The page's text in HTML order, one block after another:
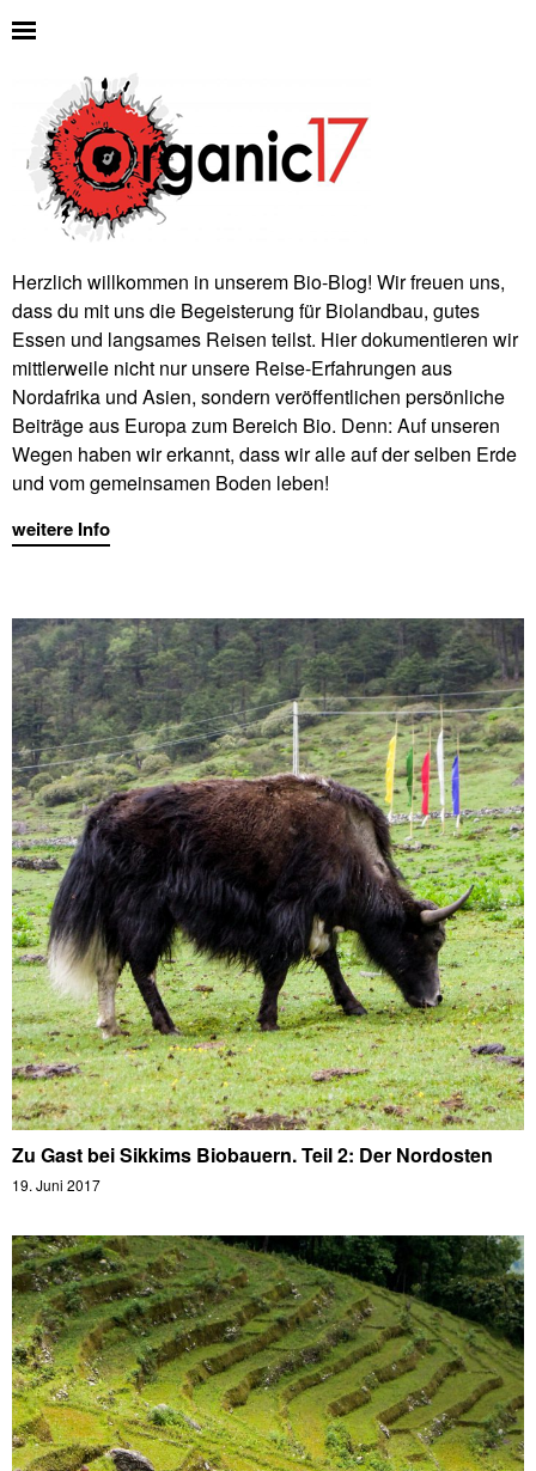
Herzlich willkommen in unserem Bio-Blog! Wir freuen uns,
dass du mit uns die Begeisterung für Biolandbau, gutes
Essen und langsames Reisen teilst. Hier dokumentieren wir
mittlerweile nicht nur unsere Reise-Erfahrungen aus
Nordafrika und Asien, sondern veröffentlichen persönliche
Beiträge aus Europa zum Bereich Bio. Denn: Auf unseren
Wegen haben wir erkannt, dass wir alle auf der selben Erde
und vom gemeinsamen Boden leben!
weitere Info
Zu Gast bei Sikkims Biobauern. Teil 2: Der Nordosten
19. Juni 2017